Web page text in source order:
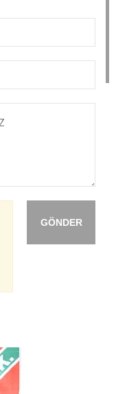
GÖNDER